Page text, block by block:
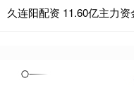
久连阳配资 11.60亿主力